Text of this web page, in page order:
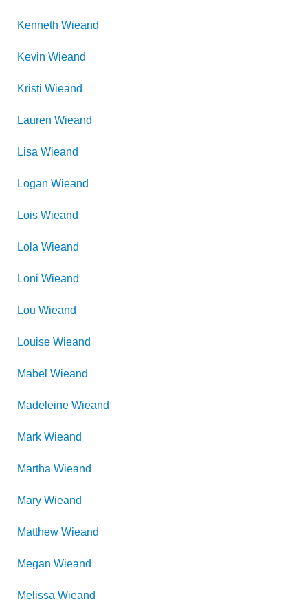
Kenneth Wieand
Kevin Wieand
Kristi Wieand
Lauren Wieand
Lisa Wieand
Logan Wieand
Lois Wieand
Lola Wieand
Loni Wieand
Lou Wieand
Louise Wieand
Mabel Wieand
Madeleine Wieand
Mark Wieand
Martha Wieand
Mary Wieand
Matthew Wieand
Megan Wieand
Melissa Wieand